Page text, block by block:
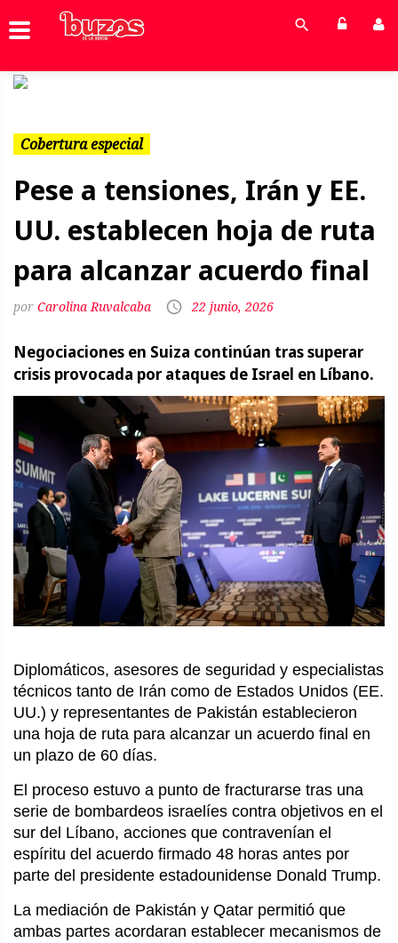
Cobertura especial
Pese a tensiones, Irán y EE.
UU. establecen hoja de ruta
para alcanzar acuerdo final
Carolina Ruvalcaba 22 junio, 2026
Negociaciones en Suiza continúan tras superar
crisis provocada por ataques de Israel en Líbano.
Diplomáticos, asesores de seguridad y especialistas
técnicos tanto de Irán como de Estados Unidos (EE.
UU.) y representantes de Pakistán establecieron
una hoja de ruta para alcanzar un acuerdo final en
un plazo de 60 días.
El proceso estuvo a punto de fracturarse tras una
serie de bombardeos israelíes contra objetivos en el
sur del Líbano, acciones que contravenían el
espíritu del acuerdo firmado 48 horas antes por
parte del presidente estadounidense Donald Trump.
La mediación de Pakistán y Qatar permitió que
ambas partes acordaran establecer mecanismos de